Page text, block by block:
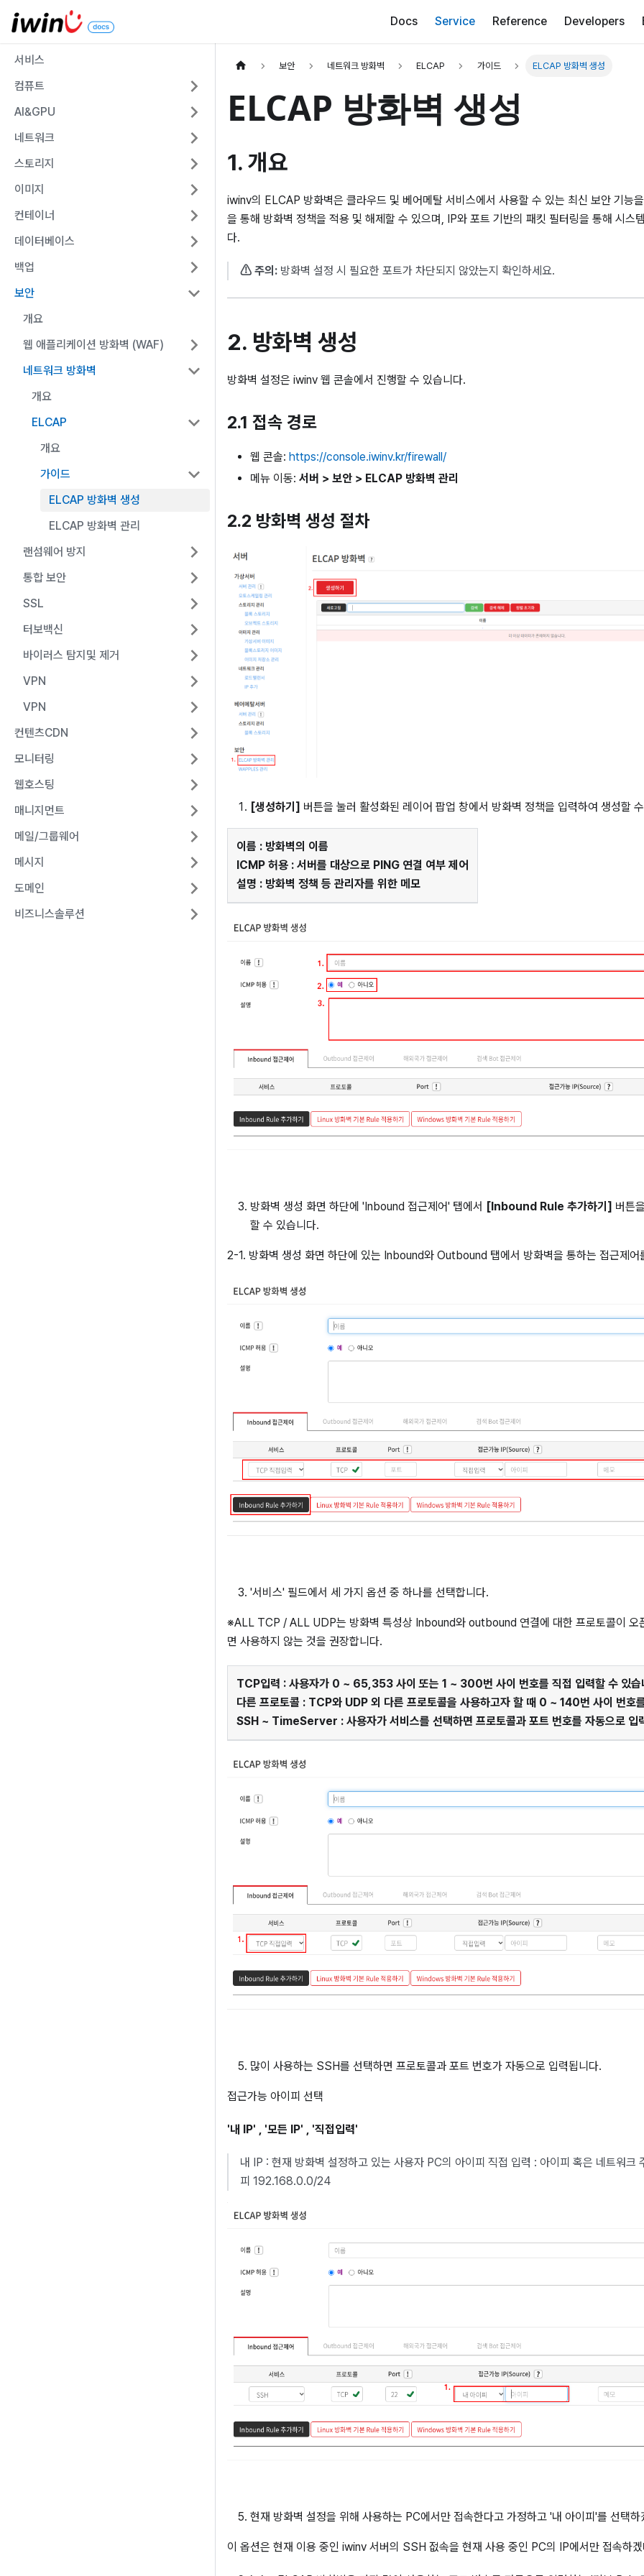
Docs Service Reference Developers
서비스
컴퓨트
AI&GPU
네트워크
스토리지
이미지
컨테이너
데이터베이스
백업
보안
개요
웹 애플리케이션 방화벽 (WAF)
네트워크 방화벽
개요
ELCAP
개요
가이드
ELCAP 방화벽 생성
ELCAP 방화벽 관리
랜섬웨어 방지
통합 보안
SSL
터보백신
바이러스 탐지및 제거
VPN
VPN
컨텐츠CDN
모니터링
웹호스팅
매니지먼트
메일/그룹웨어
메시지
도메인
비즈니스솔루션
보안 네트워크 방화벽 ELCAP 가이드 ELCAP 방화벽 생성
ELCAP 방화벽 생성
1. 개요
iwinv의 ELCAP 방화벽은 클라우드 및 베어메탈 서비스에서 사용할 수 있는 최신 보안 기능
을 통해 방화벽 정책을 적용 및 해제할 수 있으며, IP와 포트 기반의 패킷 필터링을 통해 시스
다.
⚠ 주의: 방화벽 설정 시 필요한 포트가 차단되지 않았는지 확인하세요.
2. 방화벽 생성
방화벽 설정은 iwinv 웹 콘솔에서 진행할 수 있습니다.
2.1 접속 경로
웹 콘솔: https://console.iwinv.kr/firewall/
메뉴 이동: 서버 > 보안 > ELCAP 방화벽 관리
2.2 방화벽 생성 절차
[생성하기] 버튼을 눌러 활성화된 레이어 팝업 창에서 방화벽 정책을 입력하여 생성할
이름 : 방화벽의 이름
ICMP 허용 : 서버를 대상으로 PING 연결 여부 제어
설명 : 방화벽 정책 등 관리자를 위한 메모
방화벽 생성 화면 하단에 'Inbound 접근제어' 탭에서 [Inbound Rule 추가하기] 버튼
할 수 있습니다.
2-1. 방화벽 생성 화면 하단에 있는 Inbound와 Outbound 탭에서 방화벽을 통하는 접근제어
'서비스' 필드에서 세 가지 옵션 중 하나를 선택합니다.
※ALL TCP / ALL UDP는 방화벽 특성상 Inbound와 outbound 연결에 대한 프로토콜이 오
면 사용하지 않는 것을 권장합니다.
TCP입력 : 사용자가 0 ~ 65,353 사이 또는 1 ~ 300번 사이 번호를 직접 입력할 수 있습
다른 프로토콜 : TCP와 UDP 외 다른 프로토콜을 사용하고자 할 때 0 ~ 140번 사이 번호
SSH ~ TimeServer : 사용자가 서비스를 선택하면 프로토콜과 포트 번호를 자동으로 입
많이 사용하는 SSH를 선택하면 프로토콜과 포트 번호가 자동으로 입력됩니다.
접근가능 아이피 선택
'내 IP' , '모든 IP' , '직접입력'
내 IP : 현재 방화벽 설정하고 있는 사용자 PC의 아이피 직접 입력 : 아이피 혹은 네트워크
피 192.168.0.0/24
현재 방화벽 설정을 위해 사용하는 PC에서만 접속한다고 가정하고 '내 아이피'를 선택하
이 옵션은 현재 이용 중인 iwinv 서버의 SSH 젒속을 현재 사용 중인 PC의 IP에서만 접속하